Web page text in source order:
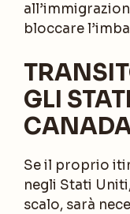
bloccare
GLI
Se il proprio
negli Stati
scalo, sarà